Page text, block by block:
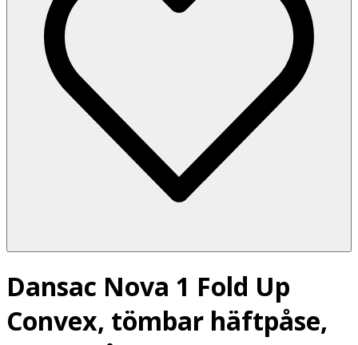
Dansac Nova 1 Fold Up
Convex, tömbar häftpåse,